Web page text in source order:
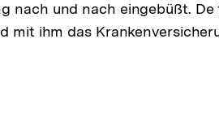
nach und nach eingebüßt.
mit ihm das